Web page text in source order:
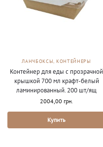
ЛАНЧБОКСЫ, КОНТЕЙНЕРЫ
Контейнер для еды с прозрачной
крышкой 700 мл крафт-белый
ламинированный. 200 шт/ящ
2004,00 грн.
Купить